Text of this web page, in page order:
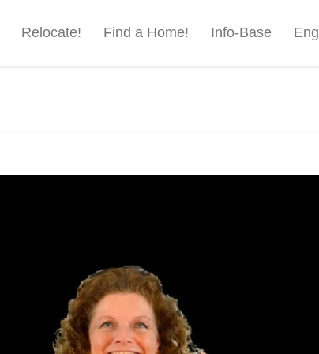
Relocate! Find a Home! Info-Base